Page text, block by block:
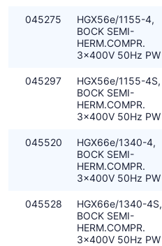
045275
HGX56e/1155-4,
BOCK SEMI-
HERM.COMPR.
3x400V 50Hz PW
045297
HGX56e/1155-4S,
BOCK SEMI-
HERM.COMPR.
3x400V 50Hz PW
045520
HGX66e/1340-4,
BOCK SEMI-
HERM.COMPR.
3x400V 50Hz PW
045528
HGX66e/1340-4S,
BOCK SEMI-
HERM.COMPR.
3x400V 50Hz PW